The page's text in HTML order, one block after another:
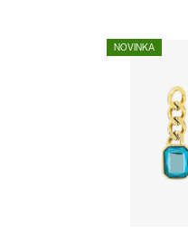
NOVINKA